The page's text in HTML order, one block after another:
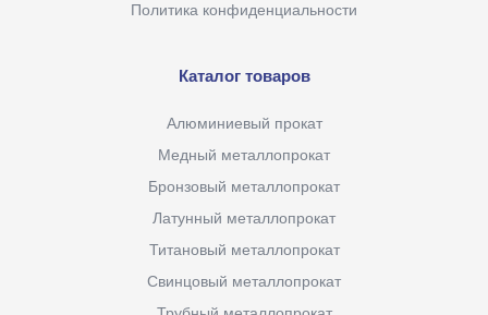
Политика конфиденциальности
Каталог товаров
Алюминиевый прокат
Медный металлопрокат
Бронзовый металлопрокат
Латунный металлопрокат
Титановый металлопрокат
Свинцовый металлопрокат